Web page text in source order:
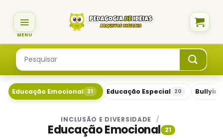
content
Pesquisar
por:
Educação Emocional 21 Educação Especial 20 Bullying
INCLUSÃO E DIVERSIDADE /
Educação Emocional 21